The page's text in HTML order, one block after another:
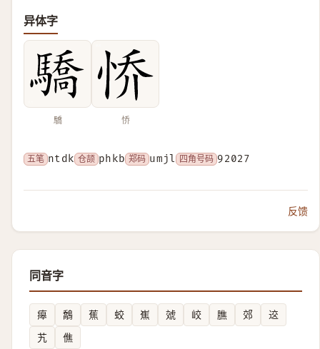
异体字
驕 㤭
五笔 ntdk 仓颉 phkb 郑码 umjl 四角号码 92027
反馈
同音字
㿁 鷮 蕉 蛟 嶣 虠 峧 膲 郊
䢒
艽
僬